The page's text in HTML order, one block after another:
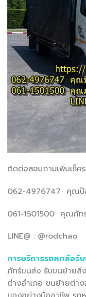
ติดต่อสอบถามเพิ่มเช็
062-4976747 คุณป๊อ
061-1501500 คุณภัท
LINE@ : @rodchao
การบริการรถหกล้อรั
ภัทร์ขนส่ง รับขนย้ายสิ่
ต่างอำเภอ ขนย้ายต่า